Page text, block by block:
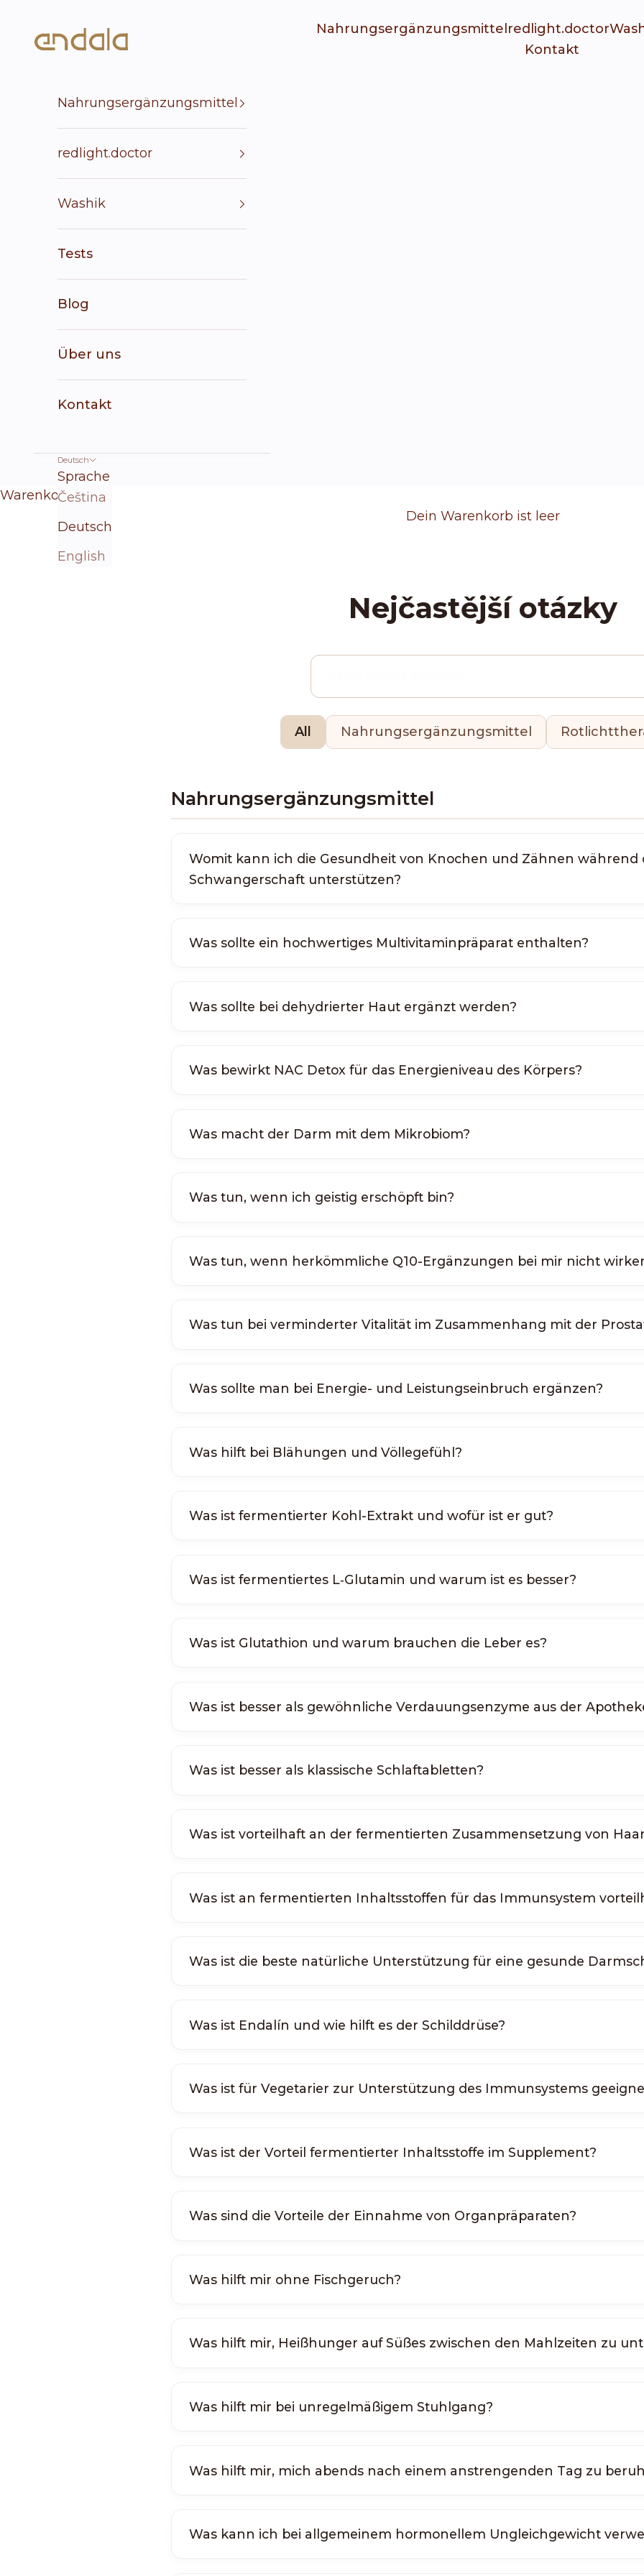
Endala e-shop
Nahrungsergänzungsmittelredlight.doctor
Kontakt
Nahrungsergänzungsmittel
redlight.doctor
Washik
Tests
Blog
Über uns
Kontakt
Deutsch
Sprache
Čeština
Deutsch
English
Warenkorb
Dein Warenkorb ist leer
Nejčastější otázky
All Nahrungsergänzungsmittel
Nahrungsergänzungsmittel
Womit kann ich die Gesundheit von Knochen und Zähnen während
Schwangerschaft unterstützen?
Was sollte ein hochwertiges Multivitaminpräparat enthalten?
Was sollte bei dehydrierter Haut ergänzt werden?
Was bewirkt NAC Detox für das Energieniveau des Körpers?
Was macht der Darm mit dem Mikrobiom?
Was tun, wenn ich geistig erschöpft bin?
Was tun, wenn herkömmliche Q10-Ergänzungen bei mir nicht
Was tun bei verminderter Vitalität im Zusammenhang mit der
Was sollte man bei Energie- und Leistungseinbruch ergänzen?
Was hilft bei Blähungen und Völlegefühl?
Was ist fermentierter Kohl-Extrakt und wofür ist er gut?
Was ist fermentiertes L‑Glutamin und warum ist es besser?
Was ist Glutathion und warum brauchen die Leber es?
Was ist besser als gewöhnliche Verdauungsenzyme aus der
Was ist besser als klassische Schlaftabletten?
Was ist vorteilhaft an der fermentierten Zusammensetzung von
Was ist an fermentierten Inhaltsstoffen für das Immunsystem
Was ist die beste natürliche Unterstützung für eine gesunde
Was ist Endalín und wie hilft es der Schilddrüse?
Was ist für Vegetarier zur Unterstützung des Immunsystems
Was ist der Vorteil fermentierter Inhaltsstoffe im Supplement?
Was sind die Vorteile der Einnahme von Organpräparaten?
Was hilft mir ohne Fischgeruch?
Was hilft mir, Heißhunger auf Süßes zwischen den Mahlzeiten zu
Was hilft mir bei unregelmäßigem Stuhlgang?
Was hilft mir, mich abends nach einem anstrengenden Tag zu
Was kann ich bei allgemeinem hormonellem Ungleichgewicht